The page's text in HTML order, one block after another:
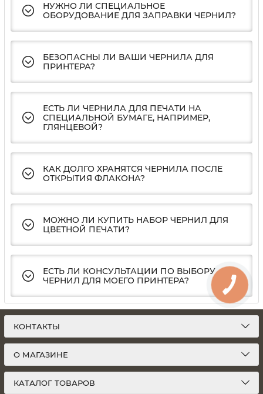
НУЖНО ЛИ СПЕЦИАЛЬНОЕ
ОБОРУДОВАНИЕ ДЛЯ ЗАПРАВКИ ЧЕРНИЛ?
БЕЗОПАСНЫ ЛИ ВАШИ ЧЕРНИЛА ДЛЯ
ПРИНТЕРА?
ЕСТЬ ЛИ ЧЕРНИЛА ДЛЯ ПЕЧАТИ НА
СПЕЦИАЛЬНОЙ БУМАГЕ, НАПРИМЕР,
ГЛЯНЦЕВОЙ?
КАК ДОЛГО ХРАНЯТСЯ ЧЕРНИЛА ПОСЛЕ
ОТКРЫТИЯ ФЛАКОНА?
МОЖНО ЛИ КУПИТЬ НАБОР ЧЕРНИЛ ДЛЯ
ЦВЕТНОЙ ПЕЧАТИ?
ЕСТЬ ЛИ КОНСУЛЬТАЦИИ ПО ВЫБОРУ
ЧЕРНИЛ ДЛЯ МОЕГО ПРИНТЕРА?
КОНТАКТЫ
О МАГАЗИНЕ
КАТАЛОГ ТОВАРОВ